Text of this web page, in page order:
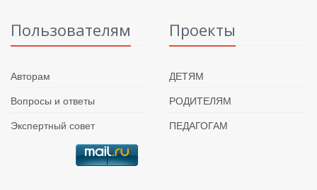
Пользователям
Авторам
Вопросы и ответы
Экспертный совет
Проекты
ДЕТЯМ
РОДИТЕЛЯМ
ПЕДАГОГАМ